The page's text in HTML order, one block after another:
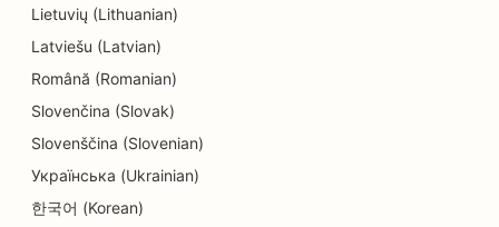
방탈출 게임용 SEO
에스닉 레스토랑용 EO
농장에서 식탁까지 레스토랑을 위한 SEO
패밀리 레스토랑을 위한 SEO
Lietuvių (Lithuanian)
Latviešu (Latvian)
Română (Romanian)
Slovenčina (Slovak)
Slovenščina (Slovenian)
Українська (Ukrainian)
한국어 (Korean)